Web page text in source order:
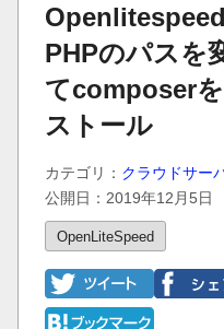
PHPのパスを
てcomposer
ストール
カテゴリ： クラウドサー
公開日：2019年12月5日
OpenLiteSpeed